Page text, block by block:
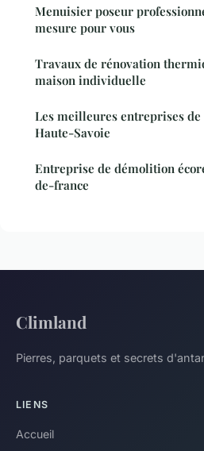
Menuisier poseur
mesure pour vous
Travaux de rénovation
maison individuelle
Les meilleures entreprises de
Haute-Savoie
Entreprise de démolition
de-france
Climland
Pierres, parquets et secrets
LIENS
Accueil